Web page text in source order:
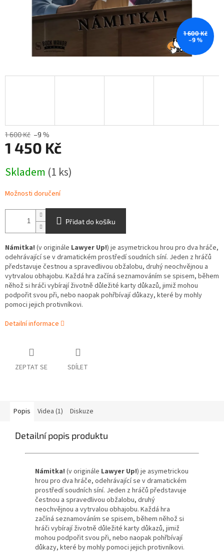
1 600 Kč
–9 %
1 600 Kč –9 %
1 450 Kč
cena:
Skladem (1 ks)
Možnosti doručení
Přidat do košíku
Námitka! (v originále Lawyer Up!) je asymetrickou hrou pro dva hráče,
odehrávající se v dramatickém prostředí soudních síní. Jeden z hráčů
představuje čestnou a spravedlivou obžalobu, druhý neochvějnou a
vytrvalou obhajobu. Každá hra začíná seznamováním se spisem, během
něhož si hráči vybírají životně důležité karty důkazů, jimiž mohou
podpořit svou při, nebo naopak pohřbívají důkazy, které by mohly
pomoci jejich protivníkovi.
Detailní informace
ZEPTAT SE SDÍLET
Popis Videa (1) Diskuze
Detailní popis produktu
Námitka! (v originále Lawyer Up!) je asymetrickou
hrou pro dva hráče, odehrávající se v dramatickém
prostředí soudních síní. Jeden z hráčů představuje
čestnou a spravedlivou obžalobu, druhý
neochvějnou a vytrvalou obhajobu. Každá hra
začíná seznamováním se spisem, během něhož si
hráči vybírají životně důležité karty důkazů, jimiž
mohou podpořit svou při, nebo naopak pohřbívají
důkazy, které by mohly pomoci jejich protivníkovi.